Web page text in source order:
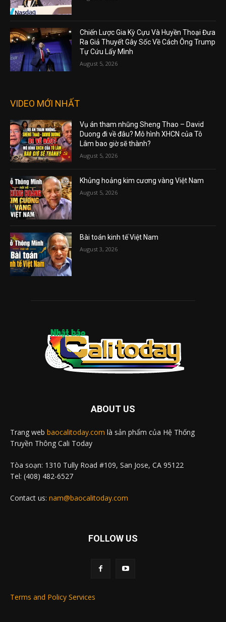
Chiến Lược Gia Kỳ Cựu Và Huyền Thoại Đưa
Ra Giả Thuyết Gây Sốc Về Cách Ông Trump
Tự Cứu Lấy Mình
August 5, 2026
VIDEO MỚI NHẤT
Vụ án tham nhũng Sheng Thao – David
Duong đi về đâu? Mô hình XHCN của Tô
Lâm bao giờ sẽ thành?
August 5, 2026
Khủng hoảng kim cương vàng Việt Nam
August 5, 2026
Bài toán kinh tế Việt Nam
August 3, 2026
ABOUT US
Trang web baocalitoday.com là sản phẩm của Hệ Thống
Truyền Thông Cali Today
Tòa soạn: 1310 Tully Road #109, San Jose, CA 95122
Tel: (408) 482-6527
Contact us: nam@baocalitoday.com
FOLLOW US
Terms and Policy Services